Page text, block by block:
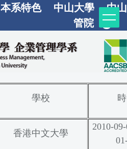
本系特色 中山大學
中山
管院
學校
香港中文大學
2010-